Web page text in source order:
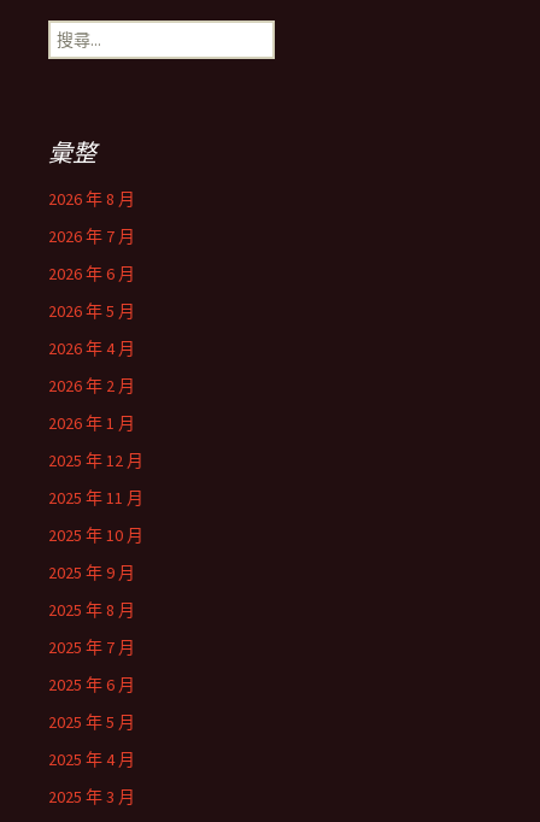
搜
尋
彙整
2026 年 8 月
2026 年 7 月
2026 年 6 月
2026 年 5 月
2026 年 4 月
2026 年 2 月
2026 年 1 月
2025 年 12 月
2025 年 11 月
2025 年 10 月
2025 年 9 月
2025 年 8 月
2025 年 7 月
2025 年 6 月
2025 年 5 月
2025 年 4 月
2025 年 3 月